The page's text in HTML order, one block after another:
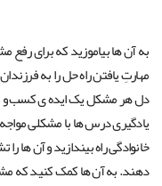
به آن ها بیاموزید که برای رفع
مهارتِ یافتن راه حل را به
دل هر مشکل یک ایده ی کسب و
یادگیری درس ها با مشکلی
خانوادگی راه بیندازید و آن ها
دهند. به آن ها کمک کنید که